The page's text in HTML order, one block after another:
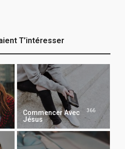
T’intéresser
Commencer Avec
Jésus
366